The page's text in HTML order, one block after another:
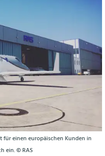
für einen europäischen Kunden in
ein. © RAS